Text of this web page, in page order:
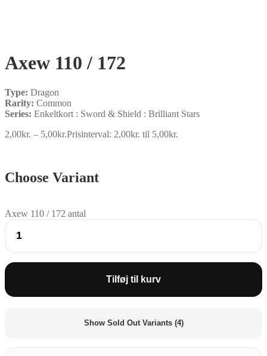
Axew 110 / 172
Type: Dragon
Rarity: Common
Series: Enkeltkort : Sword & Shield : Brilliant Stars
2,00kr. – 5,00kr.Prisinterval: 2,00kr. til 5,00kr.
Choose Variant
Axew 110 / 172 antal
Tilføj til kurv
Show Sold Out Variants (4)